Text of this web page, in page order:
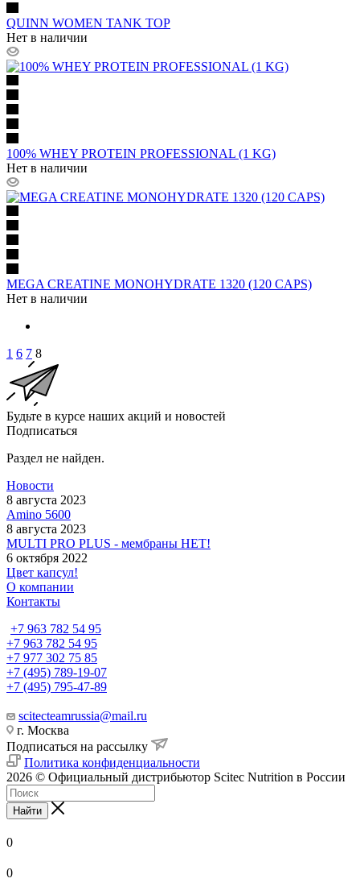
QUINN WOMEN TANK TOP
Нет в наличии
100% WHEY PROTEIN PROFESSIONAL (1 KG)
Нет в наличии
MEGA CREATINE MONOHYDRATE 1320 (120 CAPS)
Нет в наличии
1 6 7 8
Будьте в курсе наших акций и новостей
Подписаться
Раздел не найден.
Новости
8 августа 2023
Amino 5600
8 августа 2023
MULTI PRO PLUS - мембраны НЕТ!
6 октября 2022
Цвет капсул!
О компании
Контакты
+7 963 782 54 95
+7 963 782 54 95
+7 977 302 75 85
+7 (495) 789-19-07
+7 (495) 795-47-89
scitecteamrussia@mail.ru
г. Москва
Подписаться на рассылку
Политика конфиденциальности
2026 © Официальный дистрибьютор Scitec Nutrition в России
Найти
0
0